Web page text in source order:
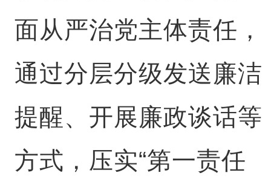
面从严治党主体责任，
通过分层分级发送廉洁
提醒、开展廉政谈话等
方式，压实“第一责任